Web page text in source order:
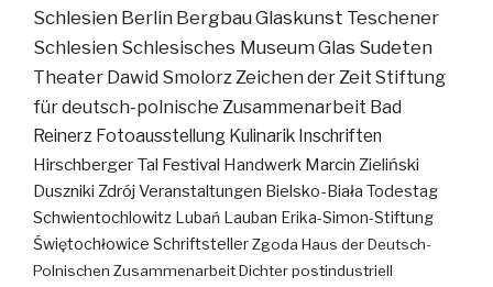
Schlesien Berlin BergbauGlaskunst Teschener
Schlesien Schlesisches MuseumGlas Sudeten
Theater Dawid SmolorzZeichen der Zeit Stiftung
für deutsch-polnische Zusammenarbeit Bad
Reinerz Fotoausstellung Kulinarik Inschriften
Hirschberger Tal Festival Handwerk Marcin Zieliński
Duszniki Zdrój Veranstaltungen Bielsko-Biała Todestag
Schwientochlowitz Lubań Lauban Erika-Simon-Stiftung
Świętochłowice SchriftstellerZgoda Haus der Deutsch-
Polnischen ZusammenarbeitDichterpostindustriell